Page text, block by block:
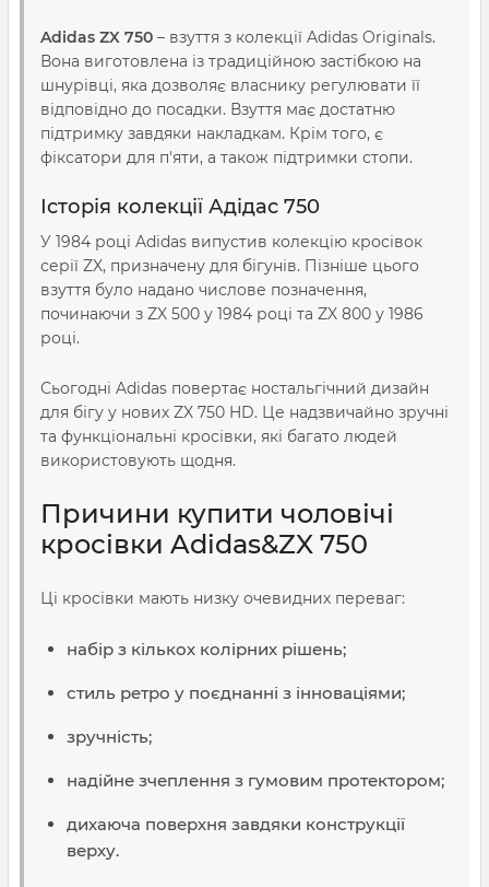
Adidas ZX 750 – взуття з колекції Adidas Originals.
Вона виготовлена із традиційною застібкою на
шнурівці, яка дозволяє власнику регулювати її
відповідно до посадки. Взуття має достатню
підтримку завдяки накладкам. Крім того, є
фіксатори для п'яти, а також підтримки стопи.
Історія колекції Адідас 750
У 1984 році Adidas випустив колекцію кросівок
серії ZX, призначену для бігунів. Пізніше цього
взуття було надано числове позначення,
починаючи з ZX 500 у 1984 році та ZX 800 у 1986
році.
Сьогодні Adidas повертає ностальгічний дизайн
для бігу у нових ZX 750 HD. Це надзвичайно зручні
та функціональні кросівки, які багато людей
використовують щодня.
Причини купити чоловічі
кросівки Adidas&ZX 750
Ці кросівки мають низку очевидних переваг:
набір з кількох колірних рішень;
стиль ретро у поєднанні з інноваціями;
зручність;
надійне зчеплення з гумовим протектором;
дихаюча поверхня завдяки конструкції
верху.